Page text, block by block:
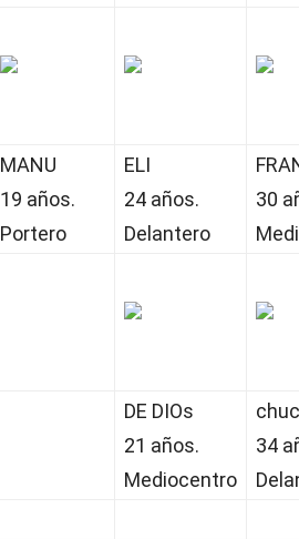
MANU
19 años.
Portero
ELI
24 años.
Delantero
30
DE DIOs
21 años.
Mediocentro
34